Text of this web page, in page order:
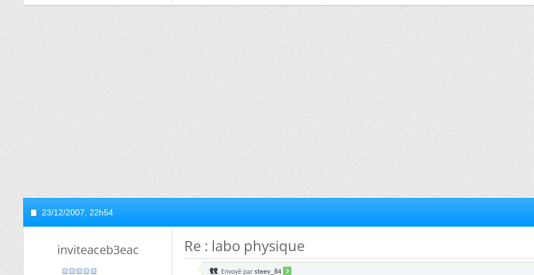
23/12/2007, 22h54
inviteaceb3eac Re : labo physique
Envoyé par steev_84